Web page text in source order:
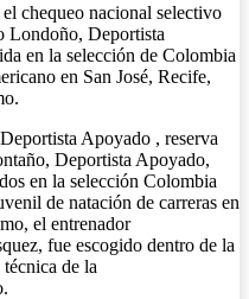
chequeo nacional selectivo
Deportista
en la selección de Colombia
en San José, Recife,
Apoyado , reserva
Deportista Apoyado,
en la selección Colombia
de natación de carreras en
el entrenador
fue escogido dentro de la
de la